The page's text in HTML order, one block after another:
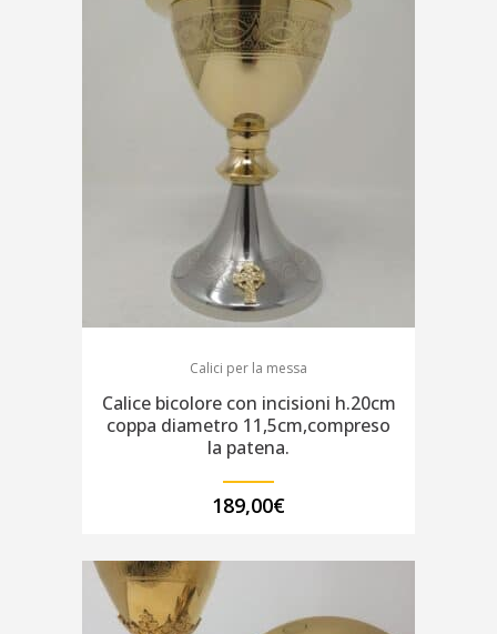
Calici per la messa
Calice bicolore con incisioni h.20cm
coppa diametro 11,5cm,compreso
la patena.
189,00€